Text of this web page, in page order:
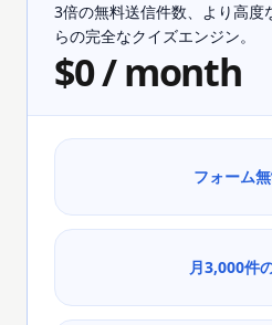
3倍の無料送信件数、より高度
らの完全なクイズエンジン。
$0 / month
フォーム
月3,000件